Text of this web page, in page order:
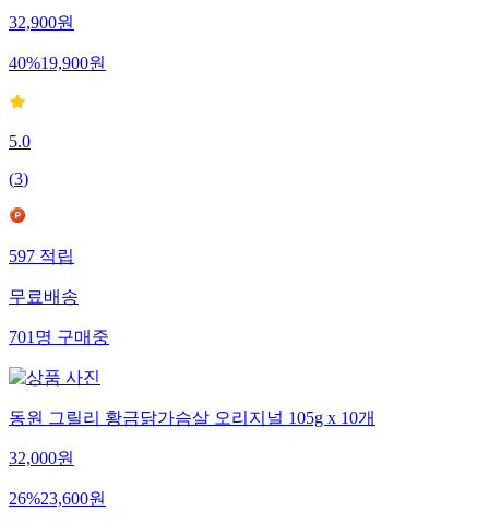
32,900원
40%19,900원
5.0
(3)
597적립
무료배송
701명구매중
동원 그릴리 황금닭가슴살 오리지널 105g x 10개
32,000원
26%23,600원